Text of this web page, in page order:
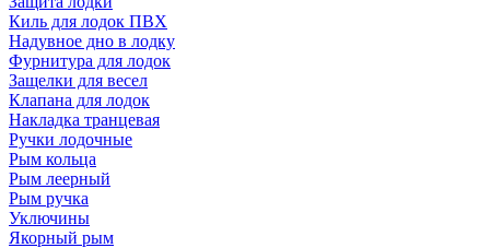
Киль для лодок ПВХ
Надувное дно в лодку
Фурнитура для лодок
Защелки для весел
Клапана для лодок
Накладка транцевая
Ручки лодочные
Рым кольца
Рым леерный
Рым ручка
Уключины
Якорный рым